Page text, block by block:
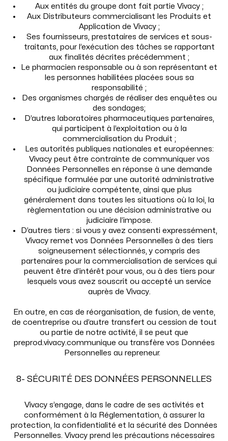
Aux entités du groupe dont fait partie Vivacy ;
Aux Distributeurs commercialisant les Produits et
Application de Vivacy ;
Ses fournisseurs, prestataires de services et sous-
traitants, pour l’exécution des tâches se rapportant
aux finalités décrites précédemment ;
Le pharmacien responsable ou à son représentant et
les personnes habilitées placées sous sa
responsabilité ;
Des organismes chargés de réaliser des enquêtes ou
des sondages;
D’autres laboratoires pharmaceutiques partenaires,
qui participent à l’exploitation ou à la
commercialisation du Produit ;
Les autorités publiques nationales et européennes:
Vivacy peut être contrainte de communiquer vos
Données Personnelles en réponse à une demande
spécifique formulée par une autorité administrative
ou judiciaire compétente, ainsi que plus
généralement dans toutes les situations où la loi, la
règlementation ou une décision administrative ou
judiciaire l’impose.
D’autres tiers : si vous y avez consenti expressément,
Vivacy remet vos Données Personnelles à des tiers
soigneusement sélectionnés, y compris des
partenaires pour la commercialisation de services qui
peuvent être d’intérêt pour vous, ou à des tiers pour
lesquels vous avez souscrit ou accepté un service
auprès de Vivacy.
En outre, en cas de réorganisation, de fusion, de vente,
de coentreprise ou d’autre transfert ou cession de tout
ou partie de notre activité, il se peut que
preprod.vivacy.communique ou transfère vos Données
Personnelles au repreneur.
8- SÉCURITÉ DES DONNÉES PERSONNELLES
Vivacy s’engage, dans le cadre de ses activités et
conformément à la Réglementation, à assurer la
protection, la confidentialité et la sécurité des Données
Personnelles. Vivacy prend les précautions nécessaires